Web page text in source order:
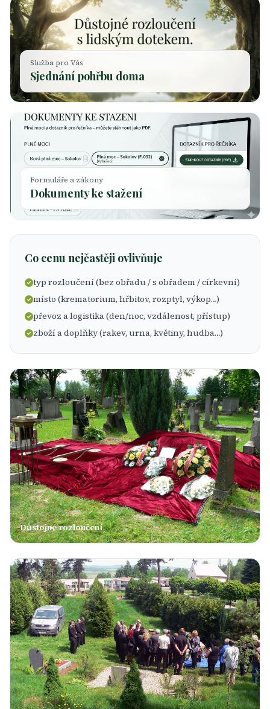
Služba pro Vás
Sjednání pohřbu doma
Formuláře a zákony
Dokumenty ke stažení
Co cenu nejčastěji ovlivňuje
typ rozloučení (bez obřadu / s obřadem / církevní)
místo (krematorium, hřbitov, rozptyl, výkop…)
převoz a logistika (den/noc, vzdálenost, přístup)
zboží a doplňky (rakev, urna, květiny, hudba…)
Důstojné rozloučení